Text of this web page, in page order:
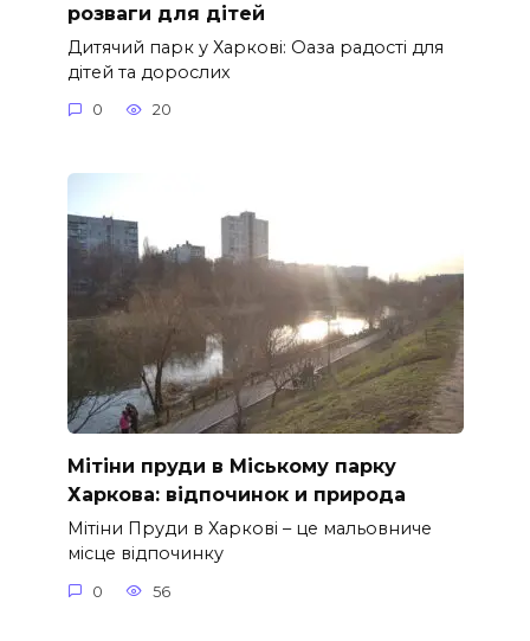
розваги для дітей
Дитячий парк у Харкові: Оаза радості для
дітей та дорослих
0 20
Мітіни пруди в Міському парку
Харкова: відпочинок и природа
Мітіни Пруди в Харкові – це мальовниче
місце відпочинку
0 56